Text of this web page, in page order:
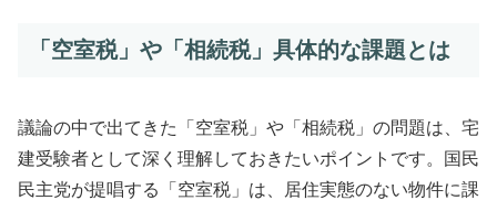
「空室税」や「相続税」具体的な課題とは
議論の中で出てきた「空室税」や「相続税」の問題は、宅
建受験者として深く理解しておきたいポイントです。国民
民主党が提唱する「空室税」は、居住実態のない物件に課